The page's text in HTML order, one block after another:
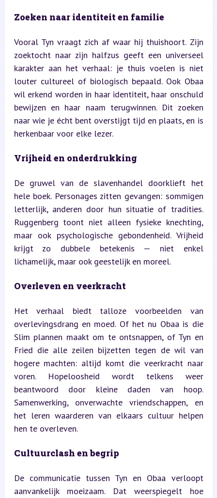
Zoeken naar identiteit en familie
Vooral Tyn vraagt zich af waar hij thuishoort. Zijn
zoektocht naar zijn halfzus geeft een universeel
karakter aan het verhaal: je thuis voelen is niet
louter cultureel of biologisch bepaald. Ook Obaa
wil erkend worden in haar identiteit, haar onschuld
bewijzen en haar naam terugwinnen. Dit zoeken
naar wie je écht bent overstijgt tijd en plaats, en is
herkenbaar voor elke lezer.
Vrijheid en onderdrukking
De gruwel van de slavenhandel doorklieft het
hele boek. Personages zitten gevangen: sommigen
letterlijk, anderen door hun situatie of tradities.
Ruggenberg toont niet alleen fysieke knechting,
maar ook psychologische gebondenheid. Vrijheid
krijgt zo dubbele betekenis — niet enkel
lichamelijk, maar ook geestelijk en moreel.
Overleven en veerkracht
Het verhaal biedt talloze voorbeelden van
overlevingsdrang en moed. Of het nu Obaa is die
Slim plannen maakt om te ontsnappen, of Tyn en
Fried die alle zeilen bijzetten tegen de wil van
hogere machten: altijd komt die veerkracht naar
voren. Hopeloosheid wordt telkens weer
beantwoord door kleine daden van hoop.
Samenwerking, onverwachte vriendschappen, en
het leren waarderen van elkaars cultuur helpen
hen te overleven.
Cultuurclash en begrip
De communicatie tussen Tyn en Obaa verloopt
aanvankelijk moeizaam. Dat weerspiegelt hoe